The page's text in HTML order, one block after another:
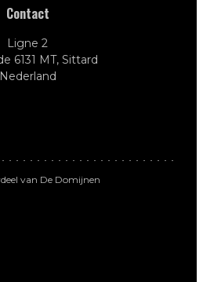
Contact
Ligne 2
6131 MT, Sittard
Nederland
van De Domijnen